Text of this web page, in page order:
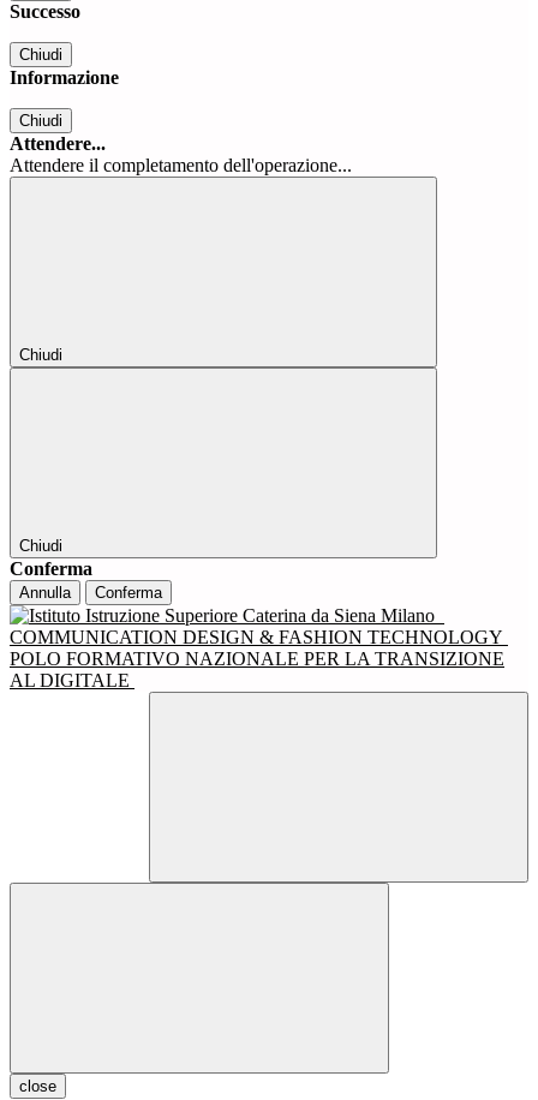
Successo
Chiudi
Informazione
Chiudi
Attendere...
Attendere il completamento dell'operazione...
Chiudi
Chiudi
Conferma
Annulla Conferma
COMMUNICATION DESIGN & FASHION TECHNOLOGY
POLO FORMATIVO NAZIONALE PER LA TRANSIZIONE
AL DIGITALE
close